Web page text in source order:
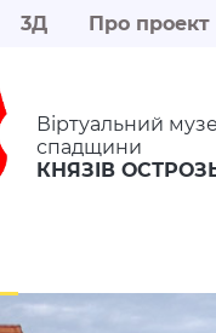
3Д Про проект
Віртуальний
спадщини
КНЯЗІВ